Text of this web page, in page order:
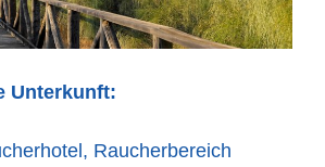
Unterkunft:
Raucherbereich